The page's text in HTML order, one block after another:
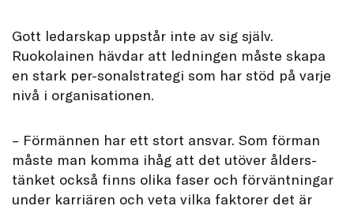
Gott ledarskap uppstår inte av sig själv.
Ruokolainen hävdar att ledningen måste skapa
en stark per-sonalstrategi som har stöd på varje
nivå i organisationen.
– Förmännen har ett stort ansvar. Som förman
måste man komma ihåg att det utöver ålders-
tänket också finns olika faser och förväntningar
under karriären och veta vilka faktorer det är